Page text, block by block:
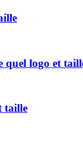
quel logo et
taille